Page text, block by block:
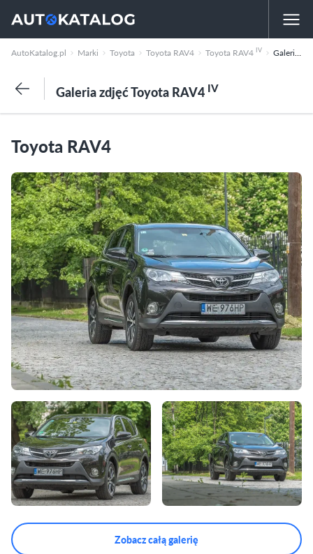
AutoKatalog.pl Marki Toyota Toyota RAV4 Toyota RAV4 IV Galeria zdjęć
Galeria zdjęć Toyota RAV4 IV
Toyota RAV4
Zobacz całą galerię